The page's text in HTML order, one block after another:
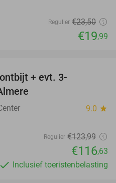
Regulier €23,50
€19,99
+ evt. 3-
9.0 star
Regulier €123,99
€116,63
Inclusief toeristenbelasting